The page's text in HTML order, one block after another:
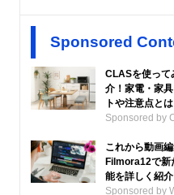
Sponsored
CLASを使って
介！家電・家
トや注意点とは
Sponsored by
これから動画
Filmora12で新
能を詳しく紹介
Sponsored by